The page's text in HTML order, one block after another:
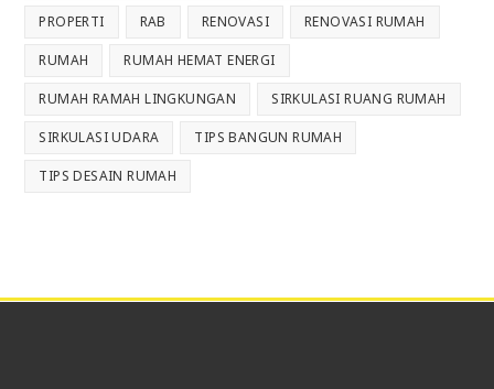
PROPERTI RAB RENOVASI RENOVASI RUMAH
RUMAH RUMAH HEMAT ENERGI
RUMAH RAMAH LINGKUNGAN SIRKULASI RUANG RUMAH
SIRKULASI UDARA TIPS BANGUN RUMAH
TIPS DESAIN RUMAH